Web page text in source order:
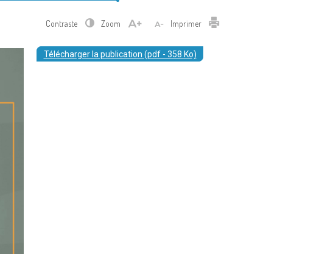
Contraste Zoom Imprimer Imprimer
Télécharger la publication (pdf - 358 Ko)